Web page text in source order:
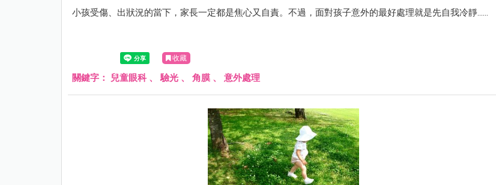
小孩受傷、出狀況的當下，家長一定都是焦心又自責。不過，面對孩子意外的最好處理就是先自我冷靜......
收藏
關鍵字： 兒童眼科、 驗光 、 角膜 、 意外處理